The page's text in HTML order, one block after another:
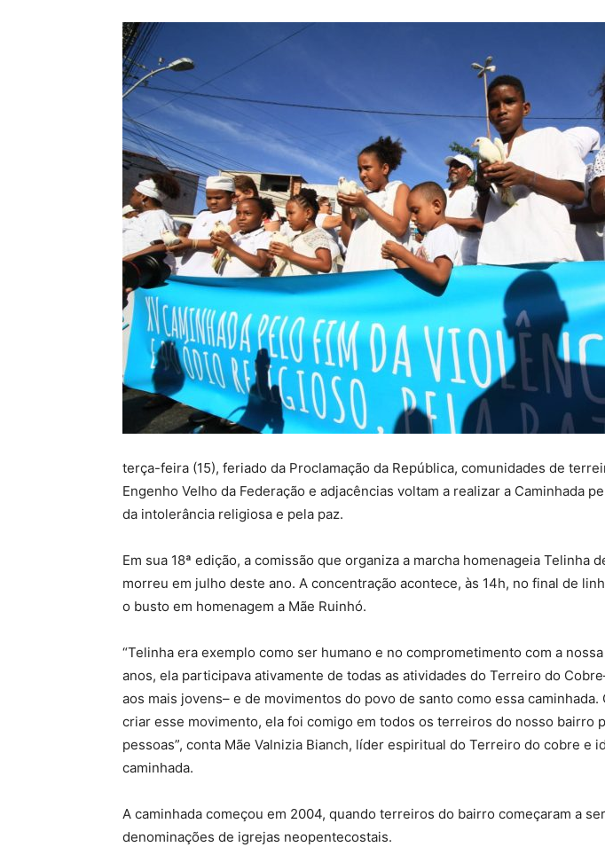
terça-feira (15), feriado da Proclamação da República, comunidades de
Engenho Velho da Federação e adjacências voltam a realizar a Caminhada
da intolerância religiosa e pela paz.
Em sua 18ª edição, a comissão que organiza a marcha homenageia Telinha
morreu em julho deste ano. A concentração acontece, às 14h, no final de
o busto em homenagem a Mãe Ruinhó.
“Telinha era exemplo como ser humano e no comprometimento com a
anos, ela participava ativamente de todas as atividades do Terreiro do
aos mais jovens– e de movimentos do povo de santo como essa caminhada.
criar esse movimento, ela foi comigo em todos os terreiros do nosso bairro
pessoas”, conta Mãe Valnizia Bianch, líder espiritual do Terreiro do cobre e
caminhada.
A caminhada começou em 2004, quando terreiros do bairro começaram a
denominações de igrejas neopentecostais.